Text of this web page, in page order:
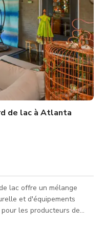
de lac à Atlanta
lac offre un mélange
et d'équipements
les producteurs de